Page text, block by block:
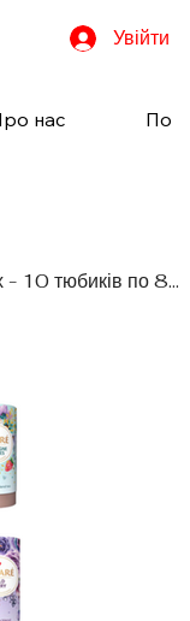
Увійти
нас
Чайний набір Lovare tea set в тюбиках - 10 тюбиків по 80 гр